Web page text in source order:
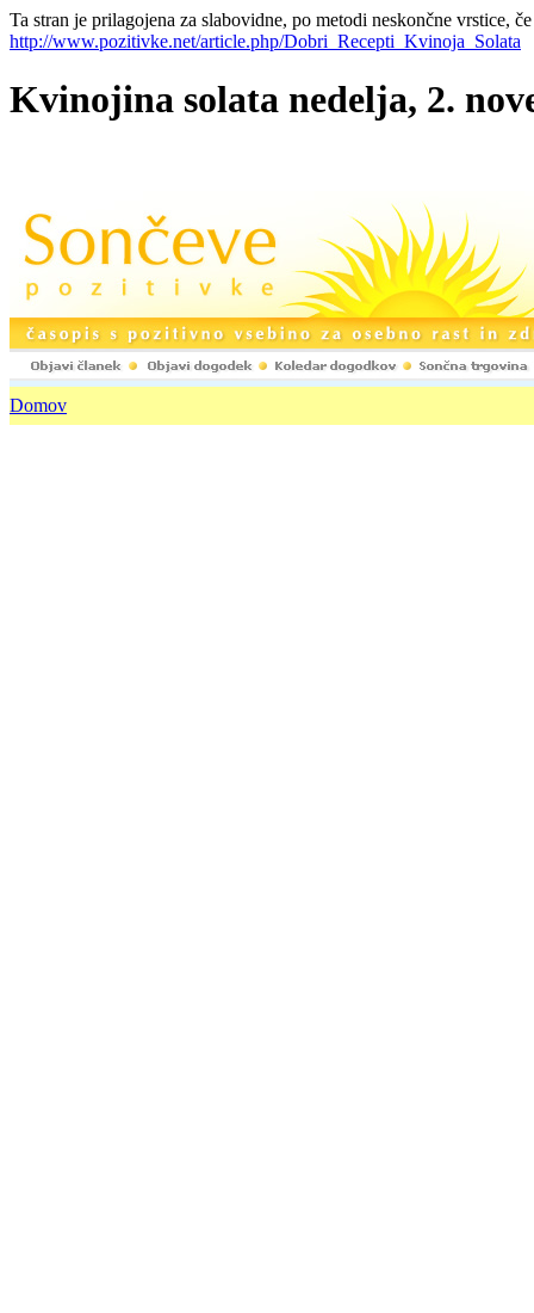
Ta stran je prilagojena za slabovidne, po metodi neskončne vrstice,
http://www.pozitivke.net/article.php/Dobri_Recepti_Kvinoja_Solata
Kvinojina solata nedelja, 2.
Domov